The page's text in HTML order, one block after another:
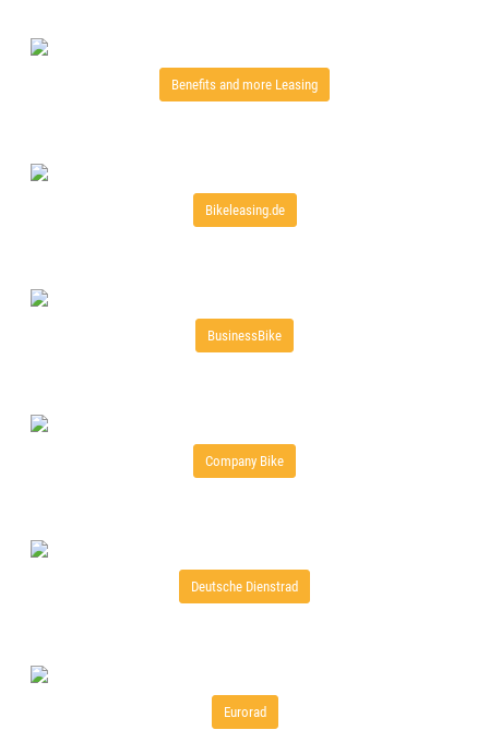
Benefits and more Leasing
Bikeleasing.de
BusinessBike
Company Bike
Deutsche Dienstrad
Eurorad